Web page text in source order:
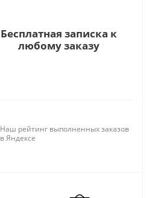
Бесплатная записка к
любому заказу
Наш рейтинг выполненных заказов
в Яндексе